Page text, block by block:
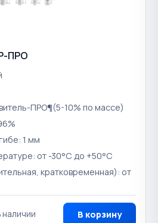
ПРО
ПРО¶(5-10% по массе)
1 мм
от -30°С до +50°С
кратковременная): от
наличии В корзину